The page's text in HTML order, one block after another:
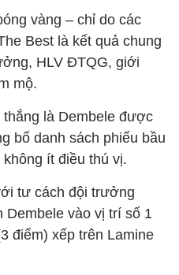
vàng – chỉ do các
Best là kết quả chung
HLV ĐTQG, giới
mộ.
là Dembele được
bố danh sách phiếu bầu
ít điều thú vị.
tư cách đội trưởng
Dembele vào vị trí số 1
điểm) xếp trên Lamine